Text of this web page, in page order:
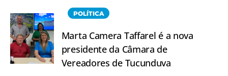
POLÍTICA
Marta Camera Taffarel é a nova
presidente da Câmara de
Vereadores de Tucunduva